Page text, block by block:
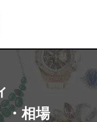
・相場